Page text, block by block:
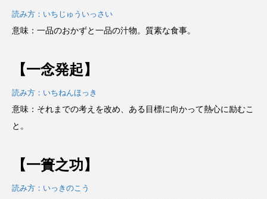
読み方：いちじゅういっさい
意味：一品のおかずと一品の汁物。質素な食事。
【一念発起】
読み方：いちねんほっき
意味：それまでの考えを改め、ある目標に向かって熱心に励むこ
と。
【一簣之功】
読み方：いっきのこう